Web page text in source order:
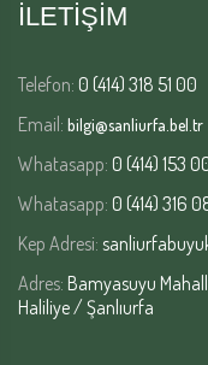
İLETİŞİM
Telefon: 0 (414) 318 51 00
Email: bilgi@sanliurfa.bel.tr
Whatasapp: 0 (414) 153
Whatasapp: 0 (414) 316
Kep Adresi:
Adres: Bamyasuyu
Haliliye / Şanlıurfa